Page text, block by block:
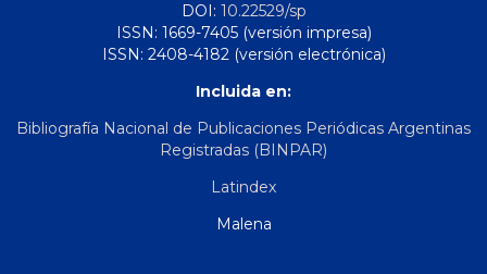
DOI: 10.22529/sp
ISSN: 1669-7405 (versión impresa)
ISSN: 2408-4182 (versión electrónica)
Incluida en:
Bibliografía Nacional de Publicaciones Periódicas Argentinas
Registradas (BINPAR)
Latindex
Malena